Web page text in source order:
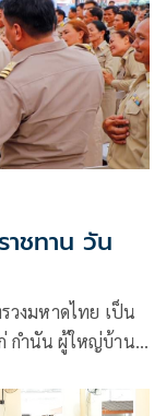
ชทาน วัน
วงมหาดไทย เป็น
การปฏิบัติหน้าที่